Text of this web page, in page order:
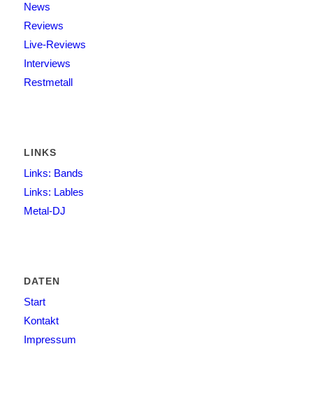
News
Reviews
Live-Reviews
Interviews
Restmetall
LINKS
Links: Bands
Links: Lables
Metal-DJ
DATEN
Start
Kontakt
Impressum